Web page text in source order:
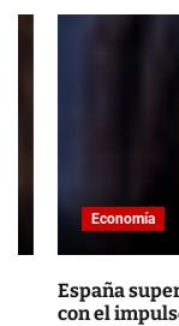
Economía
España supera
con el impulso